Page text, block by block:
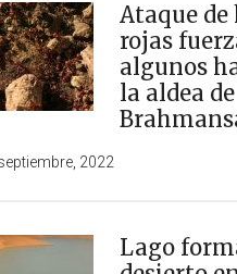
Ataque
rojas
algunos
la aldea de
2022
Lago